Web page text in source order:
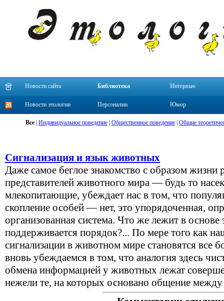
Новости сайта Библиотека Интервью
Новости этологии Персоналии Юмор
Все Индивидуальное поведение Общественное поведение Общие
Сигнализация и язык животных
Даже самое беглое знакомство с образом жизни
представителей животного мира — будь то
млекопитающие, убеждает нас в том, что
скопление особей — нет, это упорядоченная,
организованная система. Что же лежит в основе
поддерживается порядок?... По мере того как
сигнализации в животном мире становятся все
вновь убеждаемся в том, что аналогия здесь
обмена информацией у животных лежат
нежели те, на которых основано общение